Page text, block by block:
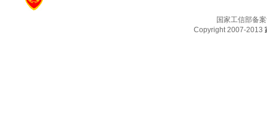
国家工信部备
Copyright 2007-2013